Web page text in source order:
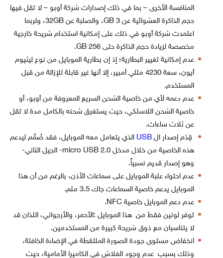
المنافسة الأخرى – بما في ذلك إصدارات شركة أوبو – لا تقل فيها
حجم الذاكرة العشوائية عن 3 GB، والصلبة عن 32GB، ولربما
اعتمدت شركة أوبو في ذلك على إمكانية استخدام شريحة خارجية
مخصصة لزيادة حجم الذاكرة حتى 256 GB.
عدم إمكانية تغيير البطارية؛ إذ إن بطارية الموبايل من نوع ليثيوم
أيون، سعة 4230 مللي أمبير، إلا أنها غير قابلة للإزالة من قبل
المستخدم.
عدم دعمه لأي من خاصية الشحن السريع المعروفة من أوبو، أو
خاصية الشحن اللاسلكي، حيث يستغرق شحنه بالكامل مدة لا تقل
عن ثلاث ساعات.
قِدَم إصدار ال USB الذي يتعامل معه الموبايل، فقد صُمِّم ليدعم
هذه الخاصية من خلال مدخل micro USB 2.0- الجيل الثاني-
وهو إصدار قديم نسبياً.
عدم احتواء علبة الموبايل على سماعات الأذن، بالرغم من أن هذا
الموبايل يدعم خاصية السماعات جاك 3.5 ملم.
عدم دعم الموبايل خاصية NFC.
توفر لونين فقط من هذا الموبايل :الأحمر، والأرجواني، اللذان قد
لا يتناسبان مع ذوق شريحة كبيرة من المستخدمين.
انخفاض مستوى جودة الصورة الملتقطة في الإضاءة الخافتة،
وذلك بسبب عدم وجود الفلاش في الكاميرا الأمامية، حيث